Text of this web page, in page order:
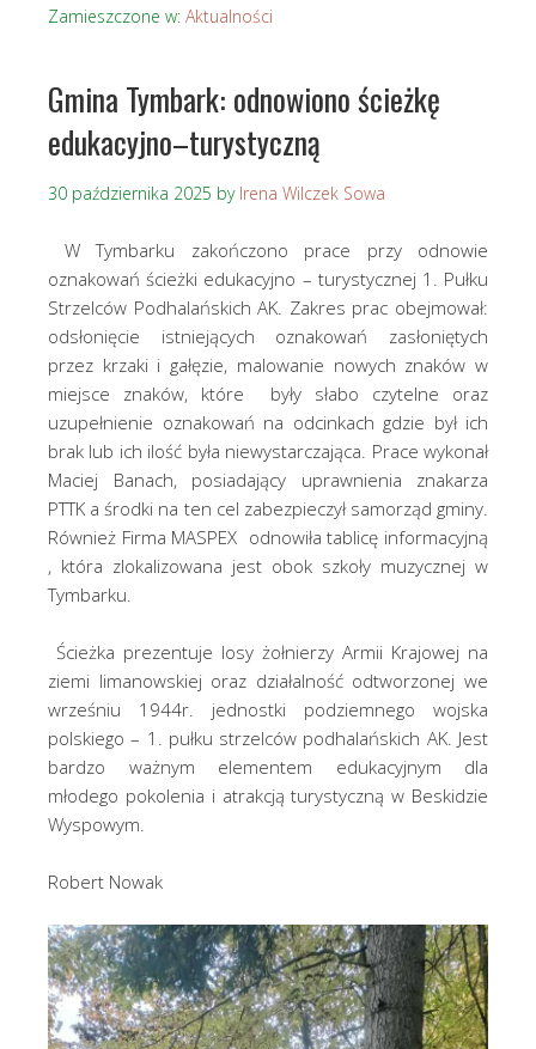
Zamieszczone w: Aktualności
Gmina Tymbark: odnowiono ścieżkę
edukacyjno–turystyczną
30 października 2025 by Irena Wilczek Sowa
W Tymbarku zakończono prace przy odnowie
oznakowań ścieżki edukacyjno – turystycznej 1. Pułku
Strzelców Podhalańskich AK. Zakres prac obejmował:
odsłonięcie istniejących oznakowań zasłoniętych
przez krzaki i gałęzie, malowanie nowych znaków w
miejsce znaków, które były słabo czytelne oraz
uzupełnienie oznakowań na odcinkach gdzie był ich
brak lub ich ilość była niewystarczająca. Prace wykonał
Maciej Banach, posiadający uprawnienia znakarza
PTTK a środki na ten cel zabezpieczył samorząd gminy.
Również Firma MASPEX odnowiła tablicę informacyjną
, która zlokalizowana jest obok szkoły muzycznej w
Tymbarku.
Ścieżka prezentuje losy żołnierzy Armii Krajowej na
ziemi limanowskiej oraz działalność odtworzonej we
wrześniu 1944r. jednostki podziemnego wojska
polskiego – 1. pułku strzelców podhalańskich AK. Jest
bardzo ważnym elementem edukacyjnym dla
młodego pokolenia i atrakcją turystyczną w Beskidzie
Wyspowym.
Robert Nowak